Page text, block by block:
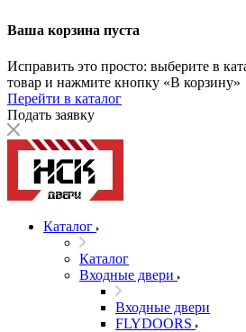
Ваша корзина пуста
Исправить это просто: выберите в
товар и нажмите кнопку «В корзину»
Перейти в каталог
Подать заявку
Каталог
Каталог
Входные двери
Входные двери
FLYDOORS